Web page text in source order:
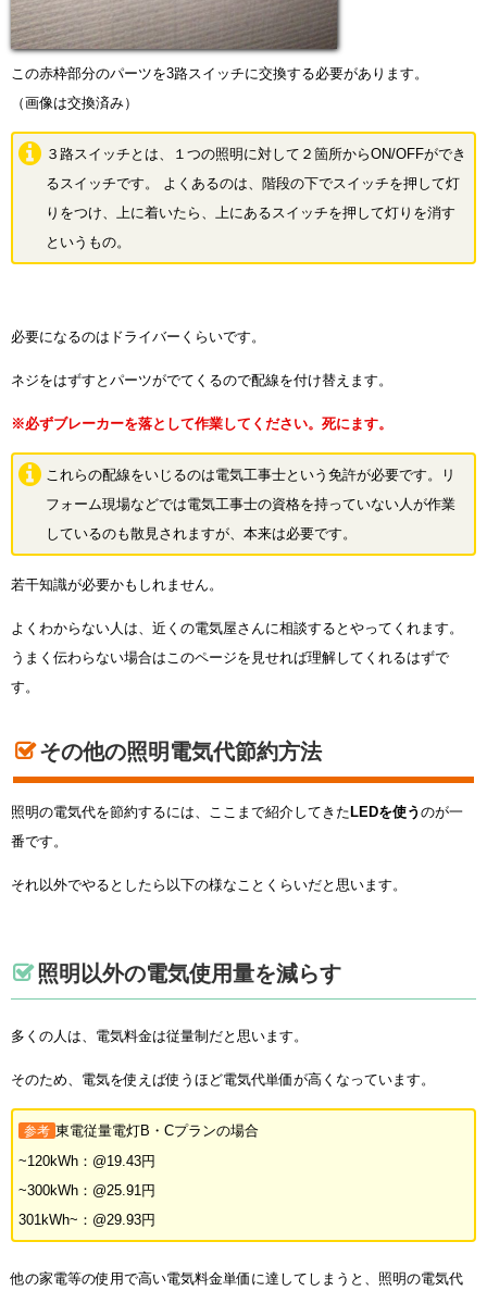
この赤枠部分のパーツを3路スイッチに交換する必要があります。
（画像は交換済み）
３路スイッチとは、１つの照明に対して２箇所からON/OFFができ
るスイッチです。 よくあるのは、階段の下でスイッチを押して灯
りをつけ、上に着いたら、上にあるスイッチを押して灯りを消す
というもの。
必要になるのはドライバーくらいです。
ネジをはずすとパーツがでてくるので配線を付け替えます。
※必ずブレーカーを落として作業してください。死にます。
これらの配線をいじるのは電気工事士という免許が必要です。リ
フォーム現場などでは電気工事士の資格を持っていない人が作業
しているのも散見されますが、本来は必要です。
若干知識が必要かもしれません。
よくわからない人は、近くの電気屋さんに相談するとやってくれます。
うまく伝わらない場合はこのページを見せれば理解してくれるはずで
す。
その他の照明電気代節約方法
照明の電気代を節約するには、ここまで紹介してきた LEDを使う のが一
番です。
それ以外でやるとしたら以下の様なことくらいだと思います。
照明以外の電気使用量を減らす
多くの人は、電気料金は従量制だと思います。
そのため、電気を使えば使うほど電気代単価が高くなっています。
参考 東電従量電灯B・Cプランの場合
~120kWh：@19.43円
~300kWh：@25.91円
301kWh~：@29.93円
他の家電等の使用で高い電気料金単価に達してしまうと、照明の電気代